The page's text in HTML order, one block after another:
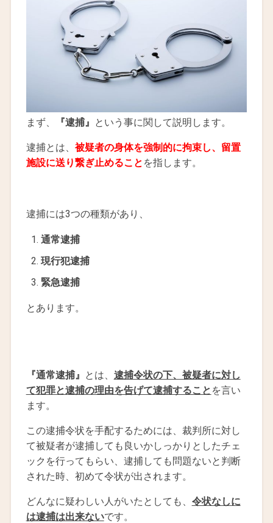
まず、 『逮捕』 という事に関して説明します。
逮捕とは、 被疑者の身体を強制的に拘束し、留置
施設に送り繋ぎ止めること を指します。
逮捕には3つの種類があり、
通常逮捕
現行犯逮捕
緊急逮捕
とあります。
『通常逮捕』 とは、 逮捕令状の下、被疑者に対し
て犯罪と逮捕の理由を告げて逮捕すること を言い
ます。
この逮捕令状を手配するためには、裁判所に対し
て被疑者が逮捕しても良いかしっかりとしたチェ
ックを行ってもらい、逮捕しても問題ないと判断
された時、初めて令状が出されます。
どんなに疑わしい人がいたとしても、 令状なしに
は逮捕は出来ないです。